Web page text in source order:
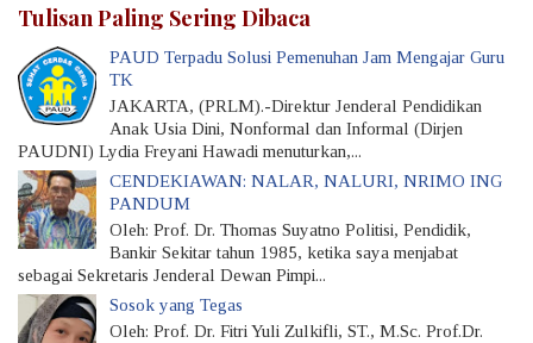
Tulisan Paling Sering Dibaca
PAUD Terpadu Solusi Pemenuhan Jam Mengajar Guru
TK
JAKARTA, (PRLM).-Direktur Jenderal Pendidikan
Anak Usia Dini, Nonformal dan Informal (Dirjen
PAUDNI) Lydia Freyani Hawadi menuturkan,...
CENDEKIAWAN: NALAR, NALURI, NRIMO ING
PANDUM
Oleh: Prof. Dr. Thomas Suyatno Politisi, Pendidik,
Bankir Sekitar tahun 1985, ketika saya menjabat
sebagai Sekretaris Jenderal Dewan Pimpi...
Sosok yang Tegas
Oleh: Prof. Dr. Fitri Yuli Zulkifli, ST., M.Sc. Prof.Dr.